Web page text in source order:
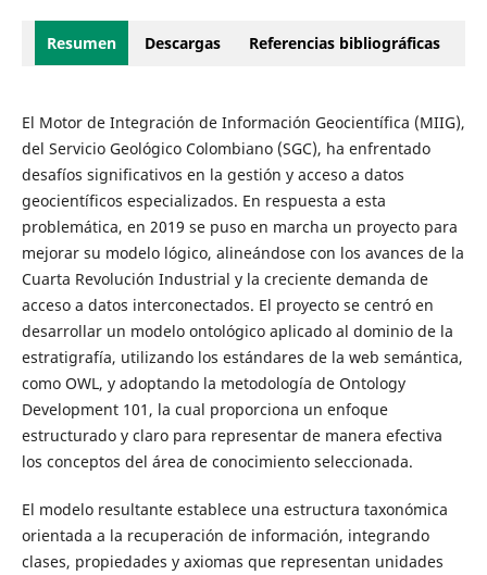
Resumen Descargas Referencias bibliográficas
El Motor de Integración de Información Geocientífica (MIIG),
del Servicio Geológico Colombiano (SGC), ha enfrentado
desafíos significativos en la gestión y acceso a datos
geocientíficos especializados. En respuesta a esta
problemática, en 2019 se puso en marcha un proyecto para
mejorar su modelo lógico, alineándose con los avances de la
Cuarta Revolución Industrial y la creciente demanda de
acceso a datos interconectados. El proyecto se centró en
desarrollar un modelo ontológico aplicado al dominio de la
estratigrafía, utilizando los estándares de la web semántica,
como OWL, y adoptando la metodología de Ontology
Development 101, la cual proporciona un enfoque
estructurado y claro para representar de manera efectiva
los conceptos del área de conocimiento seleccionada.
El modelo resultante establece una estructura taxonómica
orientada a la recuperación de información, integrando
clases, propiedades y axiomas que representan unidades